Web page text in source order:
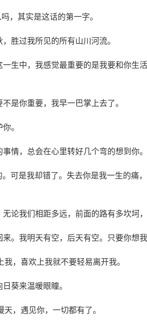
，其实是这话的第一字。
胜过我所见的所有山川河流。
生中，我感觉最重要的是我要和你生
是你重要，我早一巴掌上去了。
。
情，总会在心里转好几个弯的想到你。
可是我却错了。失去你是我一生的痛
论我们相距多远，前面的路有多坎坷
。我明天有空，后天有空。只要你想
，喜欢上我就不要轻易离开我。
葵来温暖眼瞳。
，遇见你，一切都有了。